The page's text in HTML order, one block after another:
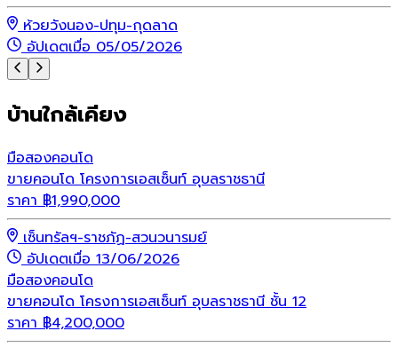
ห้วยวังนอง-ปทุม-กุดลาด
อัปเดตเมื่อ 05/05/2026
บ้านใกล้เคียง
มือสองคอนโด
ขายคอนโด โครงการเอสเซ็นท์ อุบลราชธานี
ราคา ฿1,990,000
เซ็นทรัลฯ-ราชภัฏ-สวนวนารมย์
อัปเดตเมื่อ 13/06/2026
มือสองคอนโด
ขายคอนโด โครงการเอสเซ็นท์ อุบลราชธานี ชั้น 12
ราคา ฿4,200,000